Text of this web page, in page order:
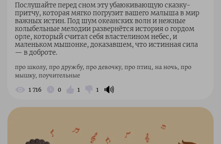
Послушайте перед сном эту убаюкивающую сказку-
притчу, которая мягко погрузит вашего малыша в мир
важных истин. Под шум океанских волн и нежные
колыбельные мелодии развернётся история о гордом
орле, который считал себя властелином небес, и
маленьком мышонке, доказавшем, что истинная сила
— в доброте.
про школу, про дружбу, про девочку, про птиц, на ночь, про
мышку, поучительные
1 716 0 1 1 🔊